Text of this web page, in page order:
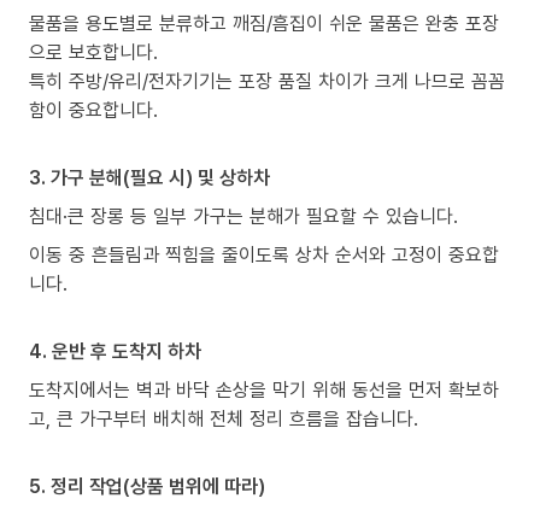
물품을 용도별로 분류하고 깨짐/흠집이 쉬운 물품은 완충 포장
으로 보호합니다.
특히 주방/유리/전자기기는 포장 품질 차이가 크게 나므로 꼼꼼
함이 중요합니다.
3. 가구 분해(필요 시) 및 상하차
침대·큰 장롱 등 일부 가구는 분해가 필요할 수 있습니다.
이동 중 흔들림과 찍힘을 줄이도록 상차 순서와 고정이 중요합
니다.
4. 운반 후 도착지 하차
도착지에서는 벽과 바닥 손상을 막기 위해 동선을 먼저 확보하
고, 큰 가구부터 배치해 전체 정리 흐름을 잡습니다.
5. 정리 작업(상품 범위에 따라)